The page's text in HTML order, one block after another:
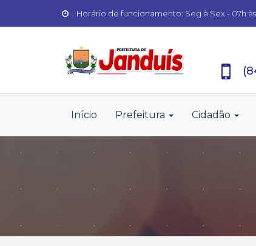
Horário de funcionamento: Seg à Sex - 07h às
Início Prefeitura Cidadão